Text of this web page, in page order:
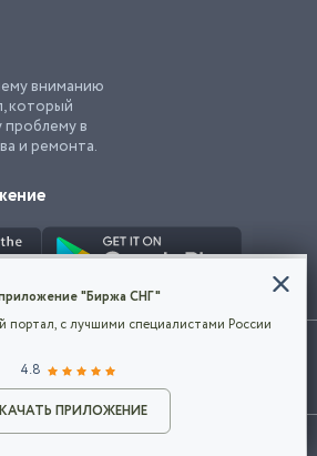
объявление
вниманию
который
в
и ремонта.
числе подача объявлений, означает
сайте являются собственностью их
©2026Биржа СНГ
cookie, чтобы сделать
каждого
компании
использования cookie.
"Биржа СНГ"
портал, с лучшими специалистами России
4.8
ПРИЛОЖЕНИЕ